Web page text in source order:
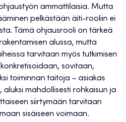
ammattilaisia. Mutta
pelkästään äiti-rooliin ei
Tämä ohjausrooli on tärkeä
alussa, mutta
tarvitaan myös tutkimisen
sovitaan,
toiminnan taitoja – asiakas
mahdollisesti rohkaisun ja
siirtymään tarvitaan
sisäiseen voimaan.